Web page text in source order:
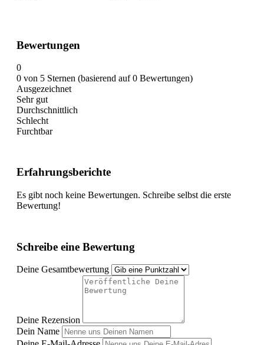
Bewertungen
0
0 von 5 Sternen (basierend auf 0 Bewertungen)
Ausgezeichnet
Sehr gut
Durchschnittlich
Schlecht
Furchtbar
Erfahrungsberichte
Es gibt noch keine Bewertungen. Schreibe selbst die erste
Bewertung!
Schreibe eine Bewertung
Deine Gesamtbewertung
Deine Rezension
Dein Name